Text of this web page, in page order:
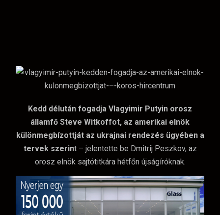
Kedd délután fogadja Vlagyimir Putyin orosz
államfő Steve Witkoffot, az amerikai elnök
különmegbízottját az ukrajnai rendezés ügyében a
tervek szerint – jelentette be Dmitrij Peszkov, az
orosz elnök sajtótitkára hétfőn újságíróknak.